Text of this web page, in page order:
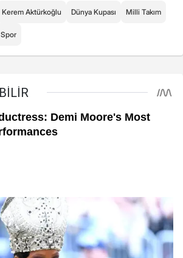
Kerem Aktürkoğlu Dünya Kupası Milli Takım
Spor